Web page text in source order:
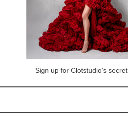
Updates, Zugriff auf exklusive
mehr zu erhalten.
Sign up for Clotstudio's